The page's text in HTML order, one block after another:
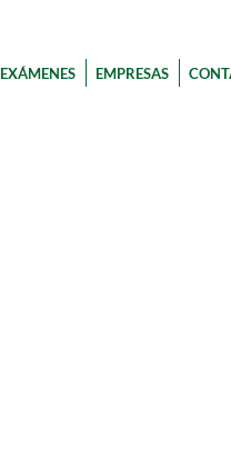
EXÁMENES EMPRESAS